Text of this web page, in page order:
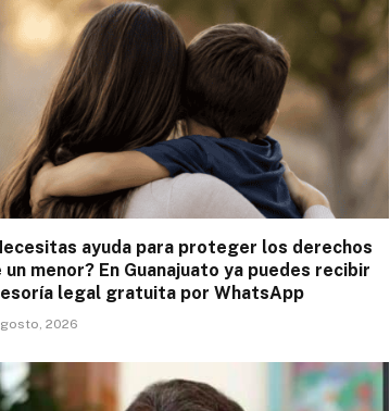
ayuda para proteger los derechos
un menor? En Guanajuato ya puedes recibir
legal gratuita por WhatsApp
2026